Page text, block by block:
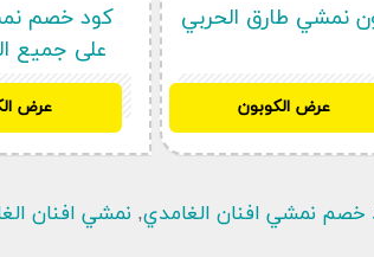
الغامدي
من الحصول عليها في أي وقت، كما أن
خصم نمشي الامارات فعال ويقدم تخفيضات بنسبة 40% على جميع
المشتريات كاملة مرة أخرى
في أي وقت والشراء بسهولة وسرعة
على جميع
عرض
نمشي طارق الحربي
عرض الكوبون
خصم نمشي افنان الغامدي, نمشي افنان